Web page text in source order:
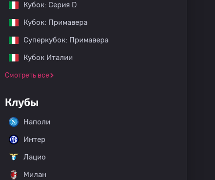
Кубок: Серия D
Кубок: Примавера
Суперкубок: Примавера
Кубок Италии
Смотреть все
Клубы
Наполи
Интер
Лацио
Милан